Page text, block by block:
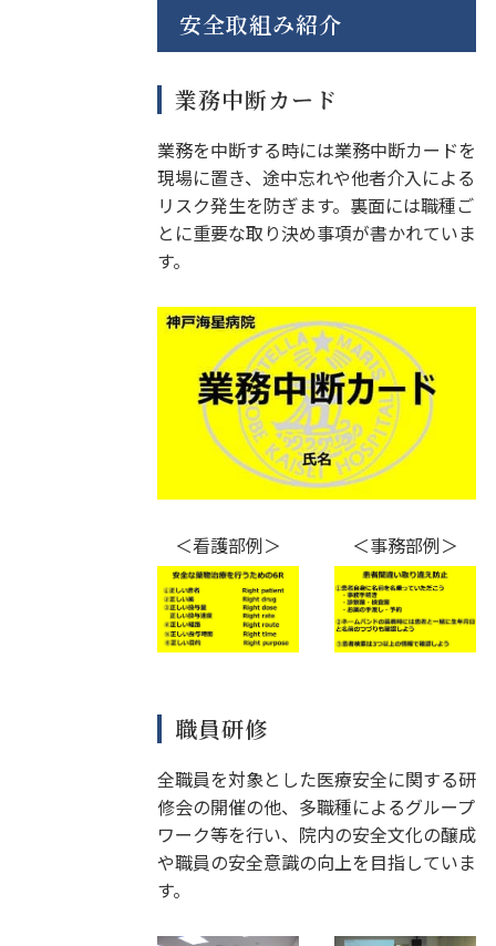
安全取組み紹介
業務中断カード
業務を中断する時には業務中断カードを
現場に置き、途中忘れや他者介入による
リスク発生を防ぎます。裏面には職種ご
とに重要な取り決め事項が書かれていま
す。
＜看護部例＞ ＜事務部例＞
職員研修
全職員を対象とした医療安全に関する研
修会の開催の他、多職種によるグループ
ワーク等を行い、院内の安全文化の醸成
や職員の安全意識の向上を目指していま
す。